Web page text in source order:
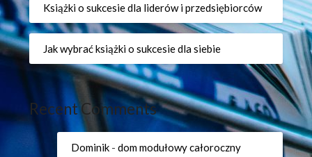
Książki o sukcesie dla liderów i przedsiębiorców
Jak wybrać książki o sukcesie dla siebie
Recent Comments
Dominik -dom modułowy całoroczny